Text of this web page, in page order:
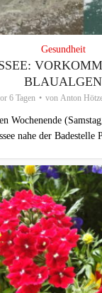
Gesundheit
BLAUALGEN
6 Tagen von Anton
Wochenende
nahe der Badestelle